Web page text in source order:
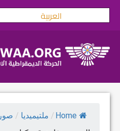
Skip
العربية
Home
/ ملتيميديا / صور